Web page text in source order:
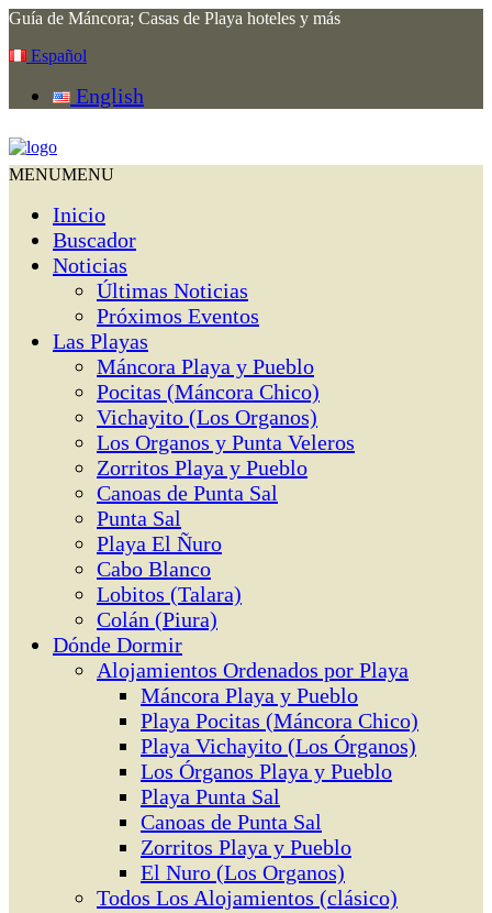
Guía de Máncora; Casas de Playa hoteles y más
Español
English
MENUMENU
Inicio
Buscador
Noticias
Últimas Noticias
Próximos Eventos
Las Playas
Máncora Playa y Pueblo
Pocitas (Máncora Chico)
Vichayito (Los Organos)
Los Organos y Punta Veleros
Zorritos Playa y Pueblo
Canoas de Punta Sal
Punta Sal
Playa El Ñuro
Cabo Blanco
Lobitos (Talara)
Colán (Piura)
Dónde Dormir
Alojamientos Ordenados por Playa
Máncora Playa y Pueblo
Playa Pocitas (Máncora Chico)
Playa Vichayito (Los Órganos)
Los Órganos Playa y Pueblo
Playa Punta Sal
Canoas de Punta Sal
Zorritos Playa y Pueblo
El Nuro (Los Organos)
Todos Los Alojamientos (clásico)